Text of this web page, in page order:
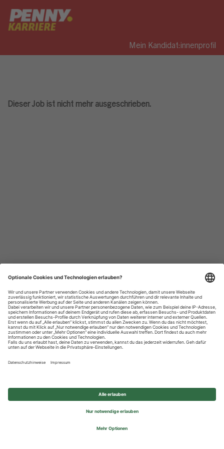
Mein Kandidat:innenprofil
Dieser Job ist nicht mehr ausgeschrieben.
Datenschutzhinweise
Impressum
Privatsphäre-Einstellungen
© 2026 REWE Group - All rights reserved